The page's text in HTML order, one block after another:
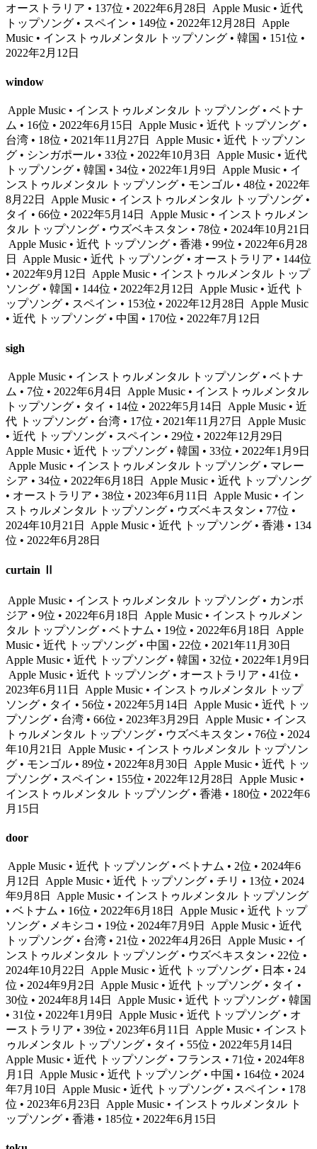
オーストラリア • 137位 • 2022年6月28日
Apple Music • 近代
トップソング • スペイン • 149位 • 2022年12月28日
Apple
Music • インストゥルメンタル トップソング • 韓国 • 151位 •
2022年2月12日
window
Apple Music • インストゥルメンタル トップソング • ベトナ
ム • 16位 • 2022年6月15日
Apple Music • 近代 トップソング •
台湾 • 18位 • 2021年11月27日
Apple Music • 近代 トップソン
グ • シンガポール • 33位 • 2022年10月3日
Apple Music • 近代
トップソング • 韓国 • 34位 • 2022年1月9日
Apple Music • イ
ンストゥルメンタル トップソング • モンゴル • 48位 • 2022年
8月22日
Apple Music • インストゥルメンタル トップソング •
タイ • 66位 • 2022年5月14日
Apple Music • インストゥルメン
タル トップソング • ウズベキスタン • 78位 • 2024年10月21日
Apple Music • 近代 トップソング • 香港 • 99位 • 2022年6月28
日
Apple Music • 近代 トップソング • オーストラリア • 144位
• 2022年9月12日
Apple Music • インストゥルメンタル トップ
ソング • 韓国 • 144位 • 2022年2月12日
Apple Music • 近代 ト
ップソング • スペイン • 153位 • 2022年12月28日
Apple Music
• 近代 トップソング • 中国 • 170位 • 2022年7月12日
sigh
Apple Music • インストゥルメンタル トップソング • ベトナ
ム • 7位 • 2022年6月4日
Apple Music • インストゥルメンタル
トップソング • タイ • 14位 • 2022年5月14日
Apple Music • 近
代 トップソング • 台湾 • 17位 • 2021年11月27日
Apple Music
• 近代 トップソング • スペイン • 29位 • 2022年12月29日
Apple Music • 近代 トップソング • 韓国 • 33位 • 2022年1月9日
Apple Music • インストゥルメンタル トップソング • マレー
シア • 34位 • 2022年6月18日
Apple Music • 近代 トップソング
• オーストラリア • 38位 • 2023年6月11日
Apple Music • イン
ストゥルメンタル トップソング • ウズベキスタン • 77位 •
2024年10月21日
Apple Music • 近代 トップソング • 香港 • 134
位 • 2022年6月28日
curtain Ⅱ
Apple Music • インストゥルメンタル トップソング • カンボ
ジア • 9位 • 2022年6月18日
Apple Music • インストゥルメン
タル トップソング • ベトナム • 19位 • 2022年6月18日
Apple
Music • 近代 トップソング • 中国 • 22位 • 2021年11月30日
Apple Music • 近代 トップソング • 韓国 • 32位 • 2022年1月9日
Apple Music • 近代 トップソング • オーストラリア • 41位 •
2023年6月11日
Apple Music • インストゥルメンタル トップ
ソング • タイ • 56位 • 2022年5月14日
Apple Music • 近代 トッ
プソング • 台湾 • 66位 • 2023年3月29日
Apple Music • インス
トゥルメンタル トップソング • ウズベキスタン • 76位 • 2024
年10月21日
Apple Music • インストゥルメンタル トップソン
グ • モンゴル • 89位 • 2022年8月30日
Apple Music • 近代 トッ
プソング • スペイン • 155位 • 2022年12月28日
Apple Music •
インストゥルメンタル トップソング • 香港 • 180位 • 2022年6
月15日
door
Apple Music • 近代 トップソング • ベトナム • 2位 • 2024年6
月12日
Apple Music • 近代 トップソング • チリ • 13位 • 2024
年9月8日
Apple Music • インストゥルメンタル トップソング
• ベトナム • 16位 • 2022年6月18日
Apple Music • 近代 トップ
ソング • メキシコ • 19位 • 2024年7月9日
Apple Music • 近代
トップソング • 台湾 • 21位 • 2022年4月26日
Apple Music • イ
ンストゥルメンタル トップソング • ウズベキスタン • 22位 •
2024年10月22日
Apple Music • 近代 トップソング • 日本 • 24
位 • 2024年9月2日
Apple Music • 近代 トップソング • タイ •
30位 • 2024年8月14日
Apple Music • 近代 トップソング • 韓国
• 31位 • 2022年1月9日
Apple Music • 近代 トップソング • オ
ーストラリア • 39位 • 2023年6月11日
Apple Music • インスト
ゥルメンタル トップソング • タイ • 55位 • 2022年5月14日
Apple Music • 近代 トップソング • フランス • 71位 • 2024年8
月1日
Apple Music • 近代 トップソング • 中国 • 164位 • 2024
年7月10日
Apple Music • 近代 トップソング • スペイン • 178
位 • 2023年6月23日
Apple Music • インストゥルメンタル ト
ップソング • 香港 • 185位 • 2022年6月15日